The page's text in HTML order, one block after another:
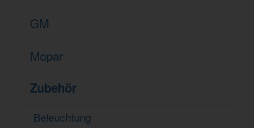
GM
Mopar
Zubehör
Beleuchtung